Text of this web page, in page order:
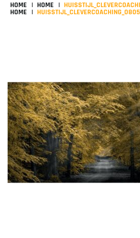
HOME HOME
HOME